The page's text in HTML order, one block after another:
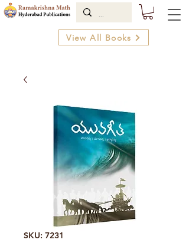
View All Books
SKU: 7231